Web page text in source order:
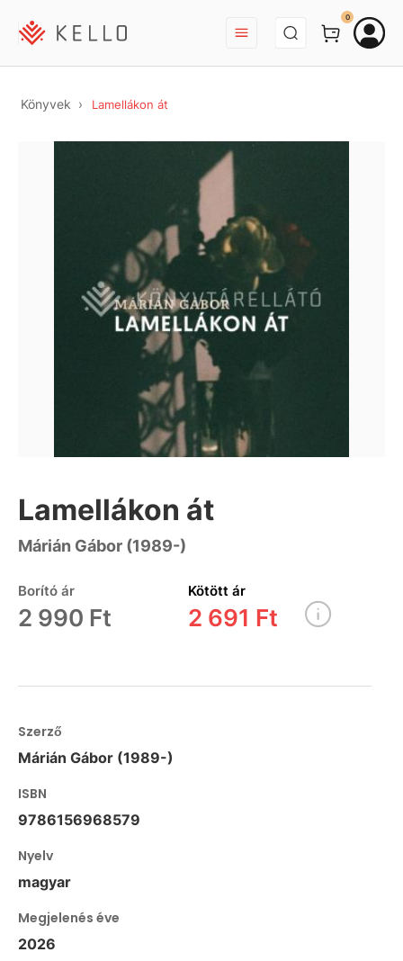
BEJELENTKEZÉS
0
Könyvek Lamellákon át
Lamellákon át
Márián Gábor (1989-)
Borító ár
2 990 Ft
Kötött ár
2 691 Ft
Szerző
Márián Gábor (1989-)
ISBN
9786156968579
Nyelv
magyar
Megjelenés éve
2026